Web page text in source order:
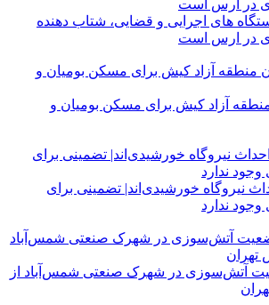
های اجرایی و قضایی، شتاب‌ دهنده
در ارس است
آزاد کیش برای مسکن بومیان و
نیروگاه خورشیدی‌اند| تضمینی برای
وجود ندارد
آتش‌سوزی در شهرک صنعتی شمس‌آباد از